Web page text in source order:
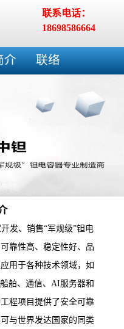
联系电话：
18698586664
介 联络
发、销售“军规级”钽电
靠性高、稳定性好、品
用于各种技术领域，如
舶、通信、AI服务器和
程项目提供了安全可靠
与世界发达国家的同类